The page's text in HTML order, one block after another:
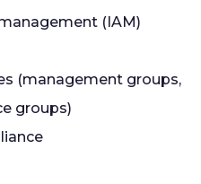
(IAM)
(management groups,
groups)